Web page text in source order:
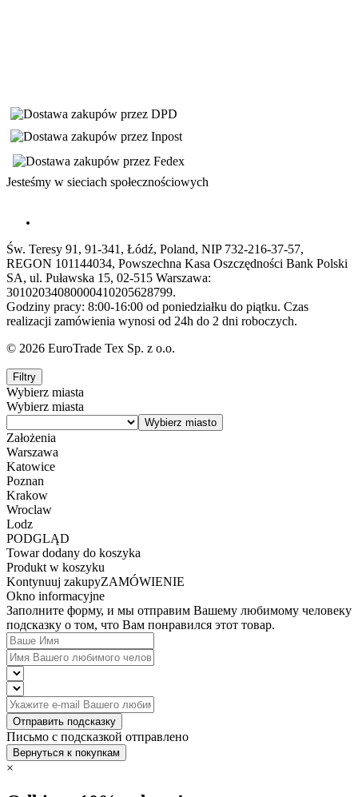
Jesteśmy w sieciach społecznościowych
Św. Teresy 91, 91-341, Łódź, Poland, NIP 732-216-37-57,
REGON 101144034, Powszechna Kasa Oszczędności Bank Polski
SA, ul. Puławska 15, 02-515 Warszawa:
30102034080000410205628799.
Godziny pracy: 8:00-16:00 od poniedziałku do piątku. Czas
realizacji zamówienia wynosi od 24h do 2 dni roboczych.
© 2026 EuroTrade Tex Sp. z o.o.
Filtry
Wybierz miasta
Wybierz miasta
Założenia
Warszawa
Katowice
Poznan
Krakow
Wroclaw
Lodz
PODGLĄD
Towar dodany do koszyka
Produkt w koszyku
Kontynuuj zakupyZAMÓWIENIE
Okno informacyjne
Заполните форму, и мы отправим Вашему любимому человеку
подсказку о том, что Вам понравился этот товар.
Отправить подсказку
Письмо с подсказкой отправлено
Вернуться к покупкам
×